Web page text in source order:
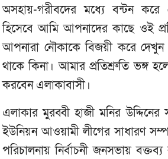
অসহায়-গরীবদের মধ্যে বন্টন
হিসেবে আমি আপনাদের কাছে ওই
আপনারা নৌকাকে বিজয়ী করে দেখুন
থাকে কিনা। আমার প্রতিশ্রুতি ভঙ্গ
করবেন এলাকাবাসী।
এলাকার মুরব্বী হাজী মনির উদ্দিনের
ইউনিয়ন আওয়ামী লীগের সাধারণ
পরিচালনায় নির্বাচনী জনসভায়